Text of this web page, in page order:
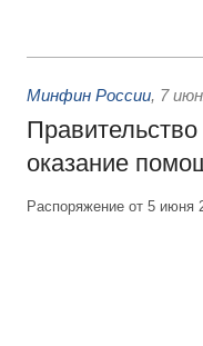
Минфин России, 7
оказание
Распоряжение от 5 июня